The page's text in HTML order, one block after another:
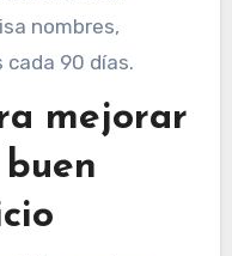
nombres,
90 días.
mejorar